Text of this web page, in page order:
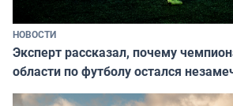
НОВОСТИ
Эксперт рассказал, почему
области по футболу остался